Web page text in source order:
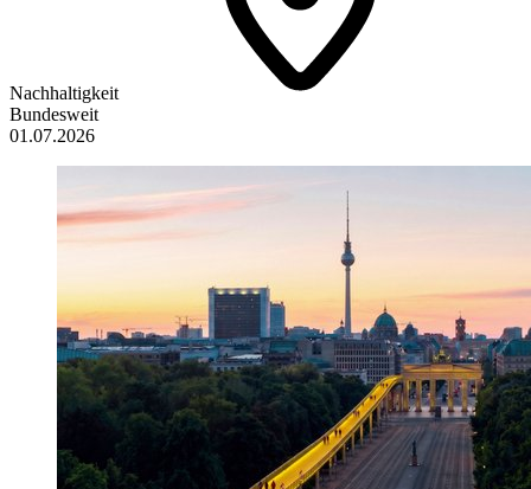
Nachhaltigkeit
Bundesweit
01.07.2026